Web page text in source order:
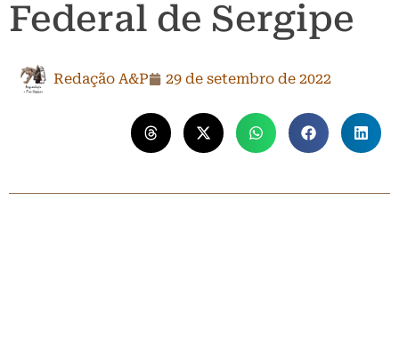
Federal de Sergipe
Redação A&P 29 de setembro de 2022